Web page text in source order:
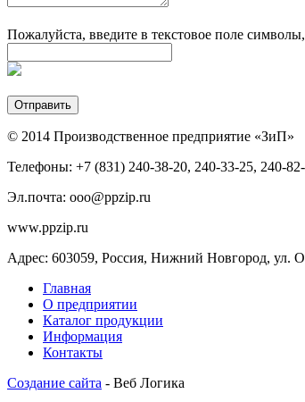
Пожалуйста, введите в текстовое поле
© 2014 Производственное предприятие «ЗиП»
Телефоны: +7 (831) 240-38-20, 240-33-25, 240-82-
Эл.почта: ooo@ppzip.ru
www.ppzip.ru
Адрес: 603059, Россия, Нижний Новгород, ул.
Главная
О предприятии
Каталог продукции
Информация
Контакты
Создание сайта - Веб Логика